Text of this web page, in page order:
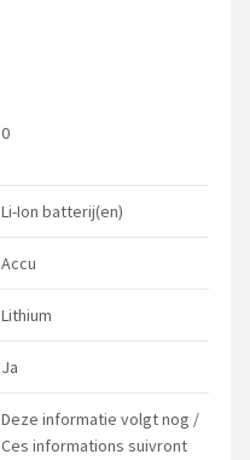
0
Li-Ion batterij(en)
Accu
Lithium
Ja
Deze informatie volgt nog /
Ces informations suivront